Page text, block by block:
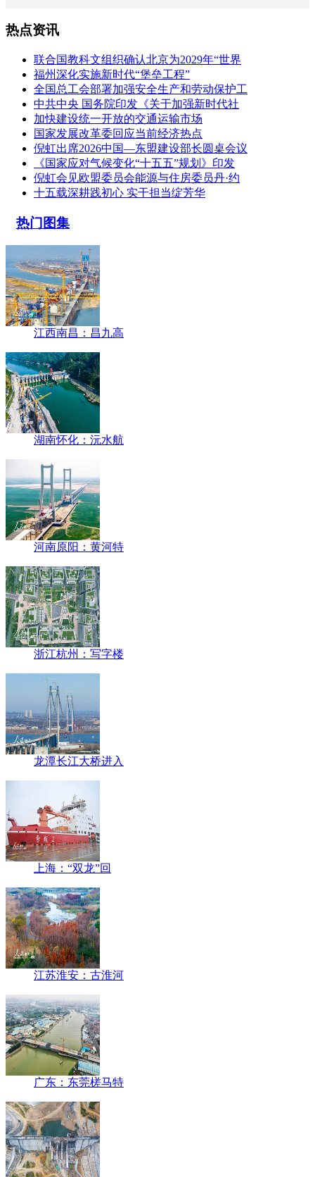
热点资讯
联合国教科文组织确认北京为2029年“世界
福州深化实施新时代“堡垒工程”
全国总工会部署加强安全生产和劳动保护工
中共中央 国务院印发《关于加强新时代社
加快建设统一开放的交通运输市场
国家发展改革委回应当前经济热点
倪虹出席2026中国—东盟建设部长圆桌会议
《国家应对气候变化“十五五”规划》印发
倪虹会见欧盟委员会能源与住房委员丹·约
十五载深耕践初心 实干担当绽芳华
热门图集
江西南昌：昌九高
湖南怀化：沅水航
河南原阳：黄河特
浙江杭州：写字楼
龙潭长江大桥进入
上海：“双龙”回
江苏淮安：古淮河
广东：东莞槎马特